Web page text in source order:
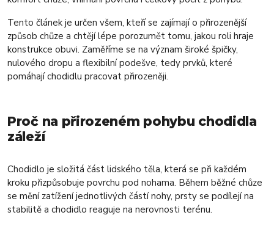
Tento článek je určen všem, kteří se zajímají o přirozenější
způsob chůze a chtějí lépe porozumět tomu, jakou roli hraje
konstrukce obuvi. Zaměříme se na význam široké špičky,
nulového dropu a flexibilní podešve, tedy prvků, které
pomáhají chodidlu pracovat přirozeněji.
Proč na přirozeném pohybu chodidla
záleží
Chodidlo je složitá část lidského těla, která se při každém
kroku přizpůsobuje povrchu pod nohama. Během běžné chůze
se mění zatížení jednotlivých částí nohy, prsty se podílejí na
stabilitě a chodidlo reaguje na nerovnosti terénu.